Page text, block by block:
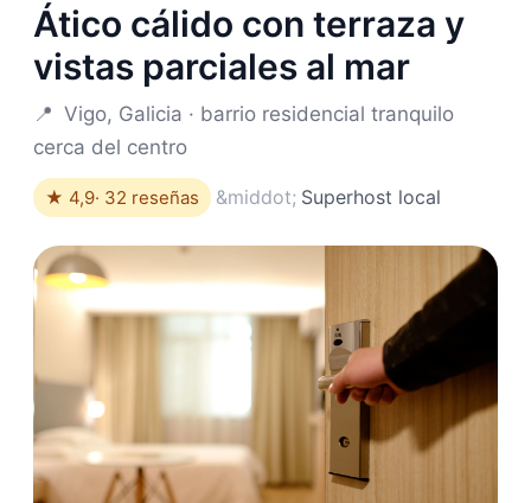
Ático cálido con terraza y
vistas parciales al mar
📍 Vigo, Galicia · barrio residencial tranquilo
cerca del centro
★ 4,9· 32 reseñas Superhost local